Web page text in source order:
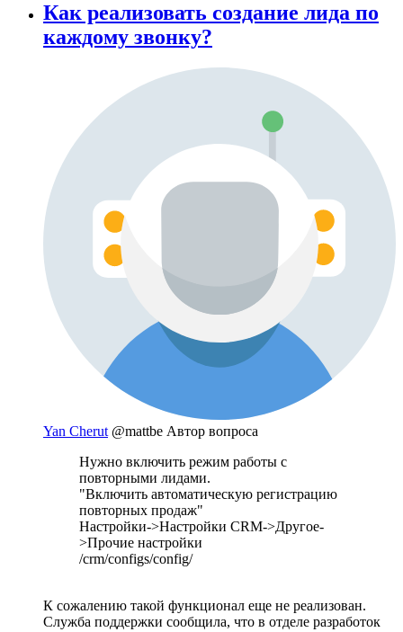
Как реализовать создание лида по
каждому звонку?
Yan Cherut @mattbe Автор вопроса
Нужно включить режим работы с
повторными лидами.
"Включить автоматическую регистрацию
повторных продаж"
Настройки->Настройки CRM->Другое-
>Прочие настройки
/crm/configs/config/
К сожалению такой функционал еще не реализован.
Служба поддержки сообщила, что в отделе разработок